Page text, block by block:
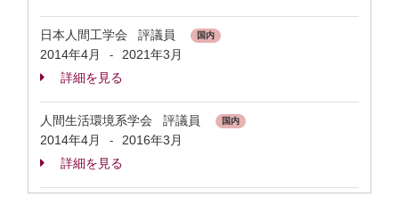
日本人間工学会 評議員 国内
2014年4月 -
2021年3月
詳細を見る
人間生活環境系学会 評議員 国内
2014年4月 -
2016年3月
詳細を見る